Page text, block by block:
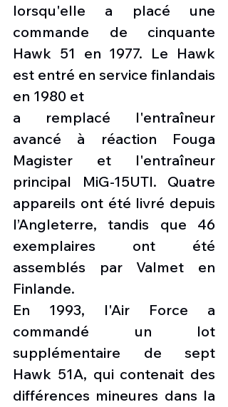
lorsqu'elle a placé une
commande de cinquante
Hawk 51 en 1977. Le Hawk
est entré en service finlandais
en 1980 et
a remplacé l'entraîneur
avancé à réaction Fouga
Magister et l'entraîneur
principal MiG-15UTI. Quatre
appareils ont été livré depuis
l’Angleterre, tandis que 46
exemplaires ont été
assemblés par Valmet en
Finlande.
En 1993, l'Air Force a
commandé un lot
supplémentaire de sept
Hawk 51A, qui contenait des
différences mineures dans la